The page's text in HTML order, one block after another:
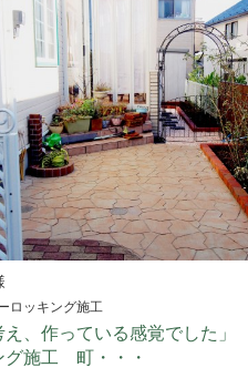
ロッキング施工
え、作っている感覚でした
グ施工 町・・・